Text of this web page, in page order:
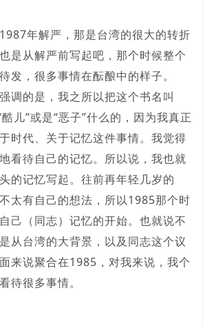
年解严，那是台湾的很大的转折
是从解严前写起吧，那个时候整个
发，很多事情在酝酿中的样子。
调的是，我之所以把这个书名叫
儿”或是“恶子”什么的，因为我真正
时代、关于记忆这件事情。我觉得
看待自己的记忆。所以说，我也就
的记忆写起。往前再年轻几岁的
太有自己的想法，所以1985那个时
己（同志）记忆的开始。也就说不
从台湾的大背景，以及同志这个议
来说聚合在1985，对我来说，我个
待很多事情。